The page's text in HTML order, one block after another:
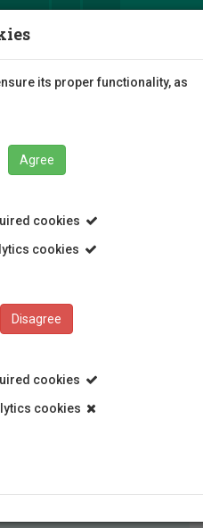
its proper functionality, as
Agree
cookies
cookies
Disagree
cookies
cookies